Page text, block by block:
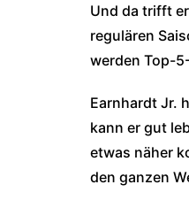
Und da trifft
regulären
werden Top-
Earnhardt Jr.
kann er gut
etwas näher
den ganzen